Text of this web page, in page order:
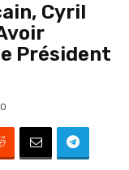
Cyril
Président
0